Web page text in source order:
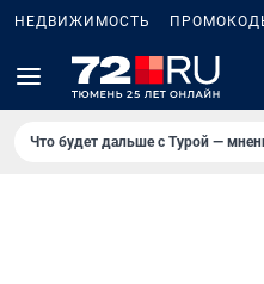
НЕДВИЖИМОСТЬ
Что будет дальше с Турой —